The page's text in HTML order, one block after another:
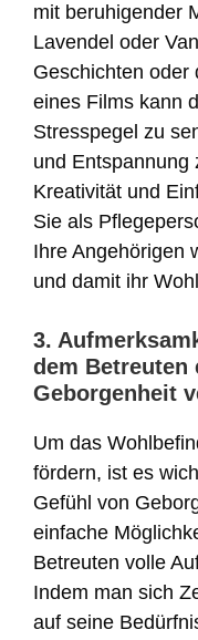
mit beruhigender
Lavendel oder
Geschichten oder
eines Films kann
Stresspegel zu
und Entspannung
Kreativität und
Sie als
Ihre Angehörigen
und damit ihr
3.
dem Betreuten
Geborgenheit
Um das
fördern, ist es
Gefühl von
einfache
Betreuten volle
Indem man sich
auf seine